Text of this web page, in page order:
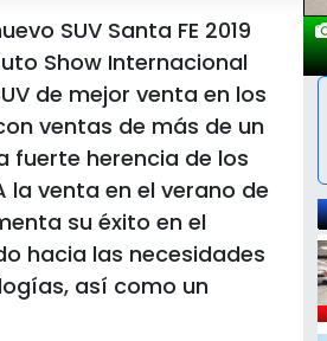
SUV Santa FE 2019
Show Internacional
de mejor venta en los
ventas de más de un
fuerte herencia de los
la venta en el verano de
su éxito en el
hacia las necesidades
así como un